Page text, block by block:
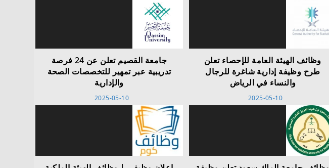
جامعة القصيم تعلن عن 24 فرصة
تدريبية عبر تمهير للتخصصات الصحة
والإدارية
2025-05-10
وظائف الهيئة العامة للإحصاء تعلن
طرح وظيفة إدارية شاغرة للرجال
والنساء في الرياض
2025-05-10